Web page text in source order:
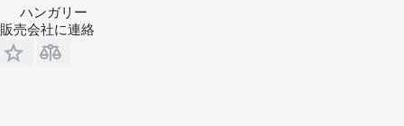
ハンガリー
販売会社に連絡